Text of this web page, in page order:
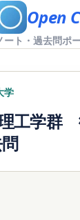
Open
ート・過去問ポ
学
工学群